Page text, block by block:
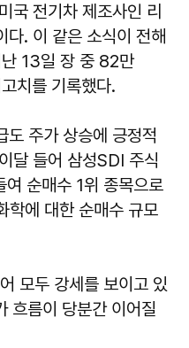
국 전기차 제조사인 리
다. 이 같은 소식이 전해
13일 장 중 82만
치를 기록했다.
도 주가 상승에 긍정적
달 들어 삼성SDI 주식
순매수 1위 종목으로
학에 대한 순매수 규모
모두 강세를 보이고 있
흐름이 당분간 이어질